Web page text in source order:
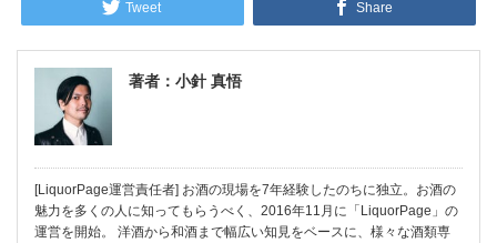
Tweet Share
著者：小針 真悟
[LiquorPage運営責任者] お酒の現場を7年経験したのちに独立。お酒の
魅力を多くの人に知ってもらうべく、2016年11月に「LiquorPage」の
運営を開始。 洋酒から和酒まで幅広い知見をベースに、様々な酒類専